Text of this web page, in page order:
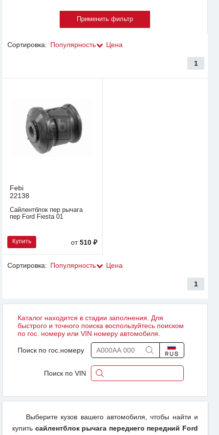
Сортировка: Популярность Цена
1
Febi
22138
Сайлентблок пер рычага
пер Ford Fiesta 01
Купить от510 ₽
Сортировка: Популярность Цена
1
Каталог находится в стадии заполнения. Для
быстрого и точного поиска воспользуйтесь поиском
по гос. номеру или VIN номеру автомобиля.
Поиск по гос.номеру
Поиск по VIN
Выберите кузов вашего автомобиля, чтобы найти и
купить сайлентблок рычага переднего передний Ford